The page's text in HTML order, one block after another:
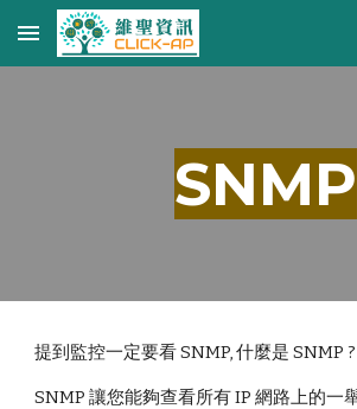
Skip to main content
SNMP
提到監控一定要看 SNMP, 什麼是 SNMP ?
SNMP 讓您能夠查看所有 IP 網路上的一